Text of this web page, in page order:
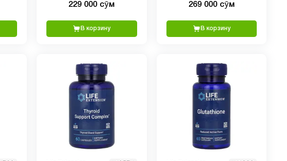
229 000 сӯм
В корзину
поддержкой
мягких таблеток
269 000 сӯм
В корзину